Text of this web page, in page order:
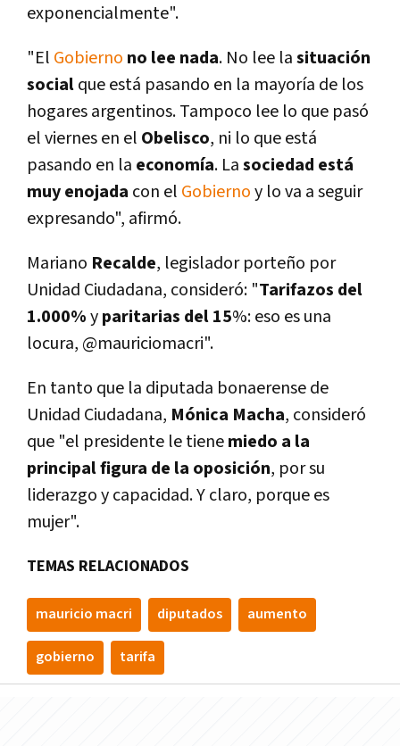
exponencialmente".
"El Gobierno no lee nada. No lee lasituación
socialque está pasando en la mayorí­a de los
hogares argentinos. Tampoco lee lo que pasó
el viernes en el Obelisco, ni lo que está
pasando en la economí­a. Lasociedad está
muy enojada con el Gobiernoy lo va a seguir
expresando", afirmó.
Mariano Recalde, legislador porteño por
Unidad Ciudadana, consideró: "Tarifazos del
1.000%yparitarias del 15%: eso es una
locura, @mauriciomacri".
En tanto que la diputada bonaerense de
Unidad Ciudadana, Mónica Macha, consideró
que "el presidente le tienemiedo a la
principal figura de la oposición, por su
liderazgo y capacidad. Y claro, porque es
mujer".
TEMAS RELACIONADOS
mauricio macri diputados aumento
gobierno tarifa